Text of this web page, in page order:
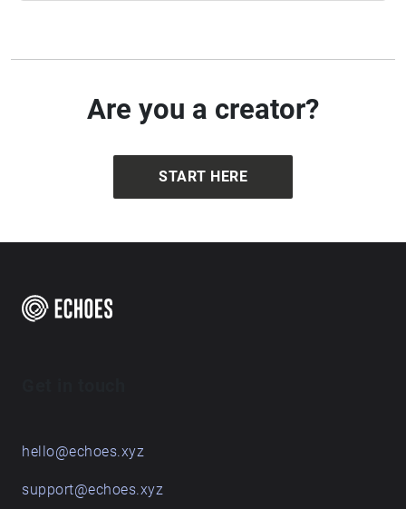
Are you a creator?
START HERE
hello@echoes.xyz
support@echoes.xyz